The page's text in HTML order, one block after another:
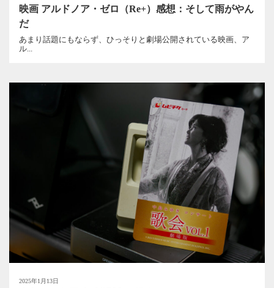
映画 アルドノア・ゼロ（Re+）感想：そして雨がやん
だ
あまり話題にもならず、ひっそりと劇場公開されている映画、ア
ル...
2025年1月13日